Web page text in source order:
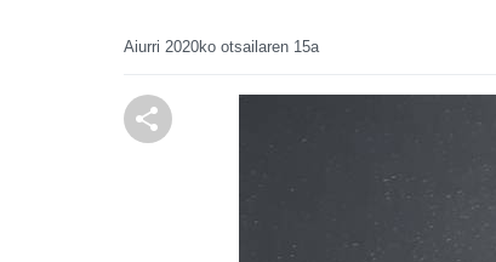
Aiurri 2020ko otsailaren 15a